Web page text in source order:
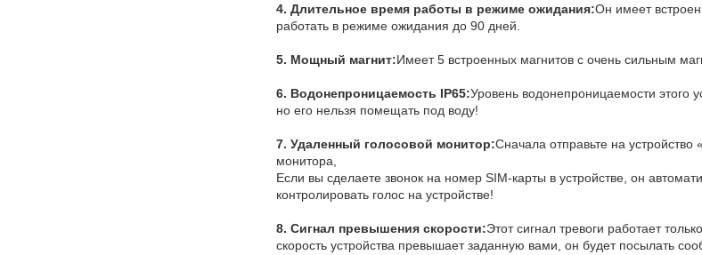
4. Длительное время работы в режиме ожидания:Он имеет
работать в режиме ожидания до 90 дней.
5. Мощный магнит:Имеет 5 встроенных магнитов с очень сильным
6. Водонепроницаемость IP65:Уровень водонепроницаемости этого
но его нельзя помещать под воду!
7. Удаленный голосовой монитор:Сначала отправьте на
монитора,
Если вы сделаете звонок на номер SIM-карты в устройстве, он
контролировать голос на устройстве!
8. Сигнал превышения скорости:Этот сигнал тревоги работает
скорость устройства превышает заданную вами, он будет посылать